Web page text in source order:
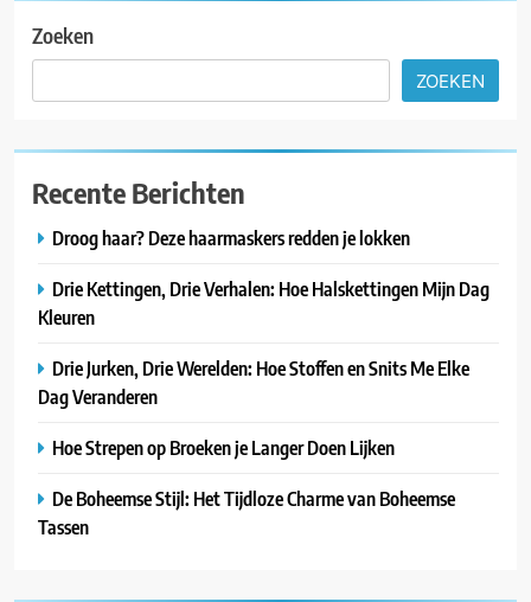
Zoeken
ZOEKEN
Recente Berichten
Droog haar? Deze haarmaskers redden je lokken
Drie Kettingen, Drie Verhalen: Hoe Halskettingen Mijn Dag
Kleuren
Drie Jurken, Drie Werelden: Hoe Stoffen en Snits Me Elke
Dag Veranderen
Hoe Strepen op Broeken je Langer Doen Lijken
De Boheemse Stijl: Het Tijdloze Charme van Boheemse
Tassen